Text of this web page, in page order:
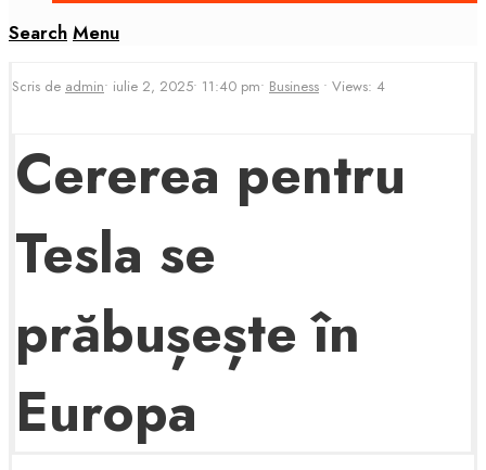
Search Menu
Scris de admin• iulie 2, 2025• 11:40 pm• Business • Views: 4
Cererea pentru
Tesla se
prăbușește în
Europa